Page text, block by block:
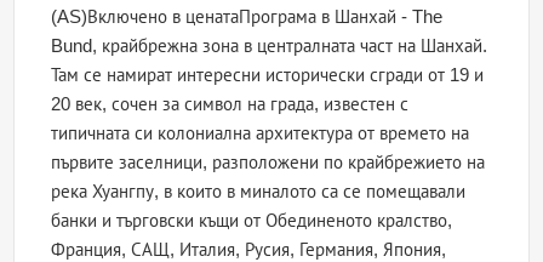
(AS)Включено в ценатаПрограма в Шанхай - The
Bund, крайбрежна зона в централната част на Шанхай.
Там се намират интересни исторически сгради от 19 и
20 век, сочен за символ на града, известен с
типичната си колониална архитектура от времето на
първите заселници, разположени по крайбрежието на
река Хуангпу, в които в миналото са се помещавали
банки и търговски къщи от Обединеното кралство,
Франция, САЩ, Италия, Русия, Германия, Япония,